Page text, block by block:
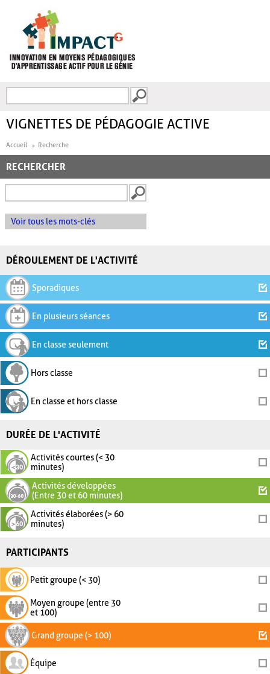
FORMULAIRE DE
VIGNETTES DE PÉDAGOGIE ACTIVE
Accueil Recherche
RECHERCHER
Voir tous les mots-clés
DÉROULEMENT DE L'ACTIVITÉ
Sporadiques
En plusieurs séances
En classe seulement
Hors classe
En classe et hors classe
DURÉE DE L'ACTIVITÉ
Activités courtes (< 30
minutes)
Activités développées
(Entre 30 et 60 minutes)
Activités élaborées (> 60
minutes)
PARTICIPANTS
Petit groupe (< 30)
Moyen groupe (entre 30
et 100)
Grand groupe (> 100)
Équipe